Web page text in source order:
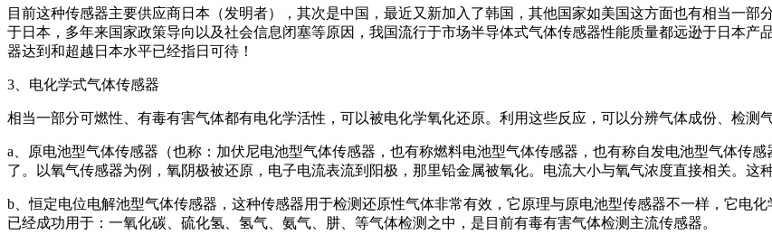
目前这种传感器主要供应商日本（发明者），其次是中国，最近又新加入了韩国，其他国家如美国这方面也有相当一
于日本，多年来国家政策导向以及社会信息闭塞等原因，我国流行于市场半导体式气体传感器性能质量都远逊于日本
器达到和超越日本水平已经指日可待！
3、电化学式气体传感器
相当一部分可燃性、有毒有害气体都有电化学活性，可以被电化学氧化还原。利用这些反应，可以分辨气体成份、检测
a、原电池型气体传感器（也称：加伏尼电池型气体传感器，也有称燃料电池型气体传感器，也有称自发电池型气体传
了。以氧气传感器为例，氧阴极被还原，电子电流表流到阳极，那里铅金属被氧化。电流大小与氧气浓度直接相关。这
b、恒定电位电解池型气体传感器，这种传感器用于检测还原性气体非常有效，它原理与原电池型传感器不一样，它电
已经成功用于：一氧化碳、硫化氢、氢气、氨气、肼、等气体检测之中，是目前有毒有害气体检测主流传感器。